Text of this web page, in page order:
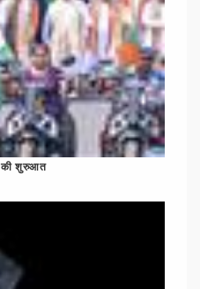
की शुरुआत